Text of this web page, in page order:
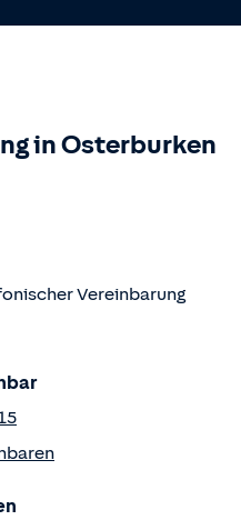
inOsterburken
Vereinbarung